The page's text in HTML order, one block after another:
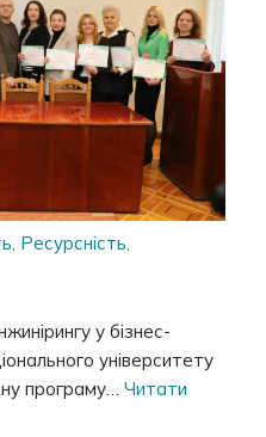
Ресурсність,
у бізнес-
університету
програму… Читати